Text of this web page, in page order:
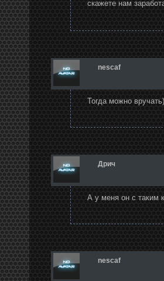
скажете нам
nescaf
Тогда можно
Дрич
А у меня он с таким
nescaf